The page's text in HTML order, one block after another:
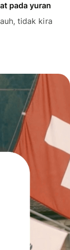
pada yuran
tidak kira